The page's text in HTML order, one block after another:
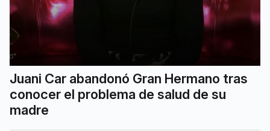
Juani Car abandonó Gran Hermano tras
conocer el problema de salud de su
madre